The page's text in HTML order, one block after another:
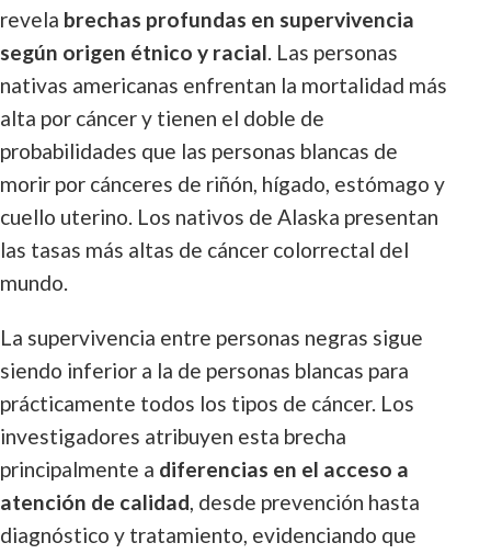
revela brechas profundas en supervivencia
según origen étnico y racial. Las personas
nativas americanas enfrentan la mortalidad más
alta por cáncer y tienen el doble de
probabilidades que las personas blancas de
morir por cánceres de riñón, hígado, estómago y
cuello uterino. Los nativos de Alaska presentan
las tasas más altas de cáncer colorrectal del
mundo.
La supervivencia entre personas negras sigue
siendo inferior a la de personas blancas para
prácticamente todos los tipos de cáncer. Los
investigadores atribuyen esta brecha
principalmente a diferencias en el acceso a
atención de calidad, desde prevención hasta
diagnóstico y tratamiento, evidenciando que